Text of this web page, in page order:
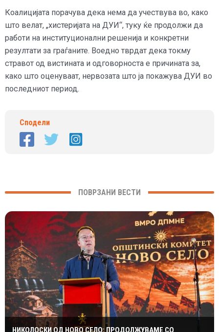
Коалицијата порачува дека нема да учествува во, како
што велат, „хистеријата на ДУИ“, туку ќе продолжи да
работи на институционални решенија и конкретни
резултати за граѓаните. Воедно тврдат дека токму
стравот од вистината и одговорноста е причината за,
како што оценуваат, нервозата што ја покажува ДУИ во
последниот период.
Сподели
ПОВРЗАНИ ВЕСТИ
НИКОЛОСКИ ОД НОВО СЕЛО: ПРОДОЛЖУВАМЕ СО